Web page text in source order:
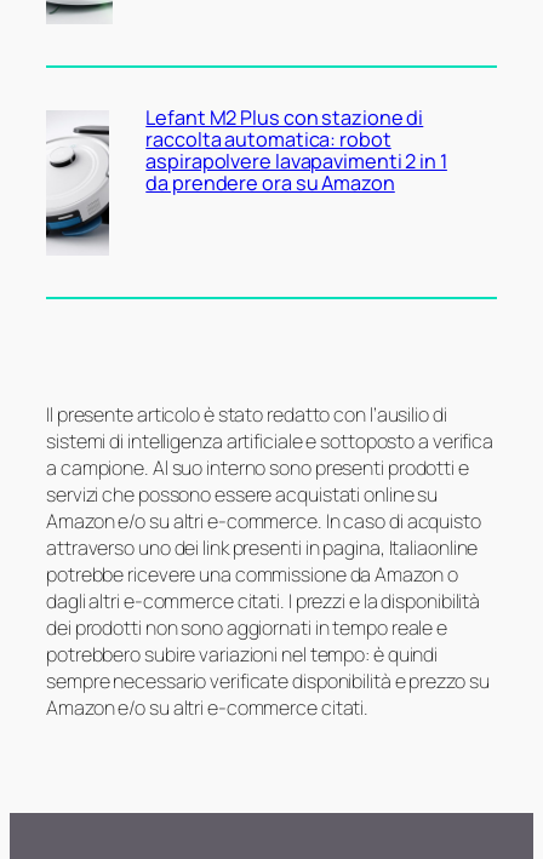
Lefant M2 Plus con stazione di
raccolta automatica: robot
aspirapolvere lavapavimenti 2 in 1
da prendere ora su Amazon
Il presente articolo è stato redatto con l’ausilio di
sistemi di intelligenza artificiale e sottoposto a verifica
a campione. Al suo interno sono presenti prodotti e
servizi che possono essere acquistati online su
Amazon e/o su altri e-commerce. In caso di acquisto
attraverso uno dei link presenti in pagina, Italiaonline
potrebbe ricevere una commissione da Amazon o
dagli altri e-commerce citati. I prezzi e la disponibilità
dei prodotti non sono aggiornati in tempo reale e
potrebbero subire variazioni nel tempo: è quindi
sempre necessario verificate disponibilità e prezzo su
Amazon e/o su altri e-commerce citati.